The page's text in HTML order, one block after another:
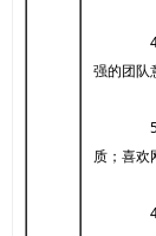
4.良好
强的团队
5.工作
质；喜欢
4.营销